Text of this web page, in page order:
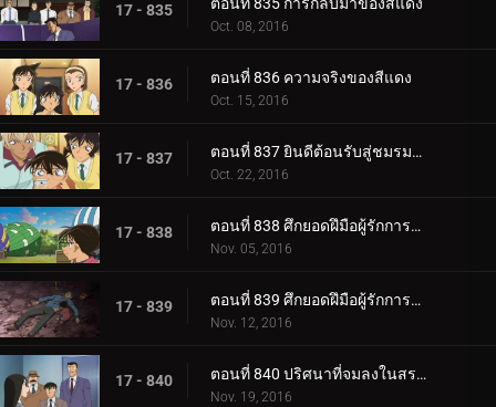
17 - 835 ตอนที่ 835 การกลับมาของสีแดง
Oct. 08, 2016
17 - 836 ตอนที่ 836 ความจริงของสีแดง
Oct. 15, 2016
17 - 837 ตอนที่ 837 ยินดีต้อนรับสู่ชมรมโอริฮิเมะ
Oct. 22, 2016
17 - 838 ตอนที่ 838 ศึกยอดฝึมือผู้รักการประลองหมาก (ตอน 1)
Nov. 05, 2016
17 - 839 ตอนที่ 839 ศึกยอดฝึมือผู้รักการประลองหมาก (ตอน 2)
Nov. 12, 2016
17 - 840 ตอนที่ 840 ปริศนาที่จมลงในสระในฤดูร้อน (ตอน 1)
Nov. 19, 2016